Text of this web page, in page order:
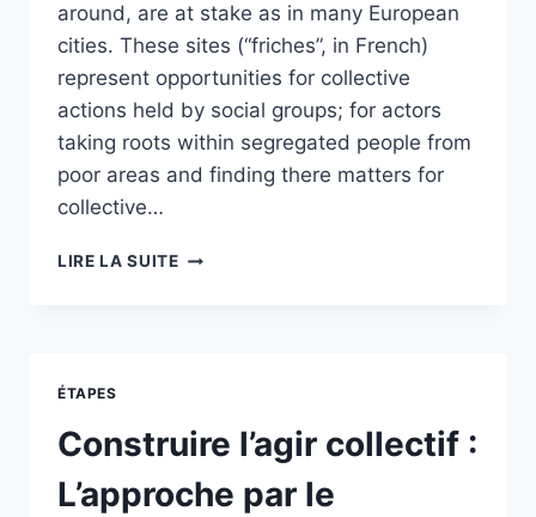
around, are at stake as in many European
cities. These sites (“friches”, in French)
represent opportunities for collective
actions held by social groups; for actors
taking roots within segregated people from
poor areas and finding there matters for
collective…
LIRE LA SUITEDERELICT
ÉTAPES
Construire l’agir collectif :
L’approche par le